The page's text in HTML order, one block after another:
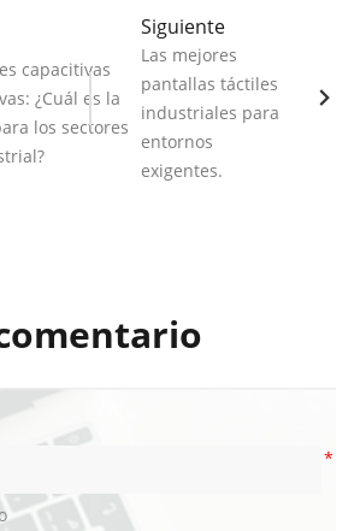
capacitivas
¿Cuál es la
los sectores
Siguiente
Las mejores
pantallas táctiles
industriales para
entornos
exigentes.
*